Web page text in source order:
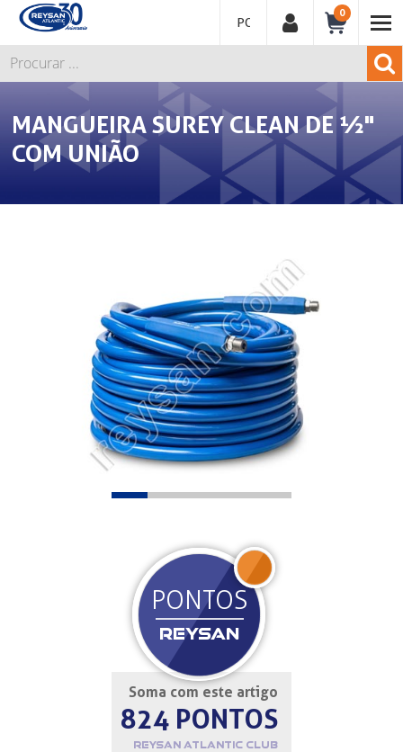
PORTUGUÊS
0
MANGUEIRA SUREY CLEAN DE ½"
COM UNIÃO
Soma com este artigo
824 PONTOS
REYSAN ATLANTIC CLUB
PONTOS
REYSAN
JOIN